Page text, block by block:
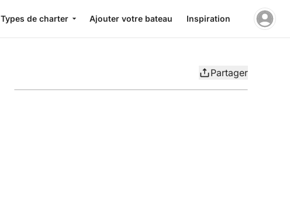
Types de charter Ajouter votre bateau Inspiration
Partager